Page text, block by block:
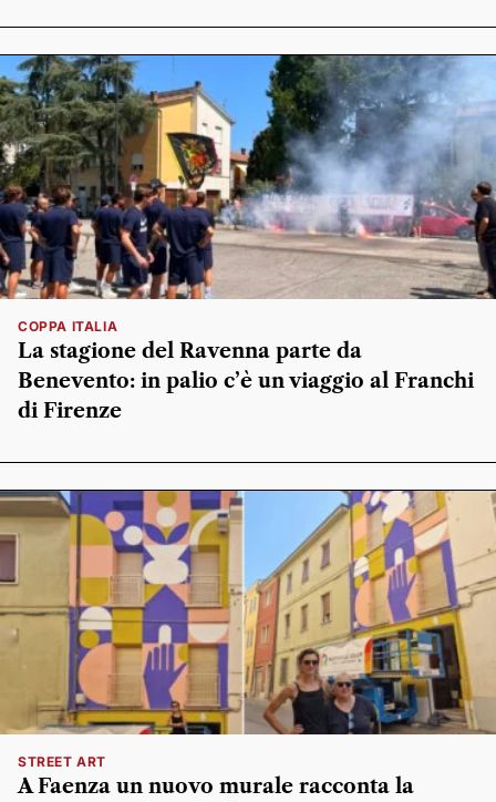
COPPA ITALIA
La stagione del Ravenna parte da
Benevento: in palio c’è un viaggio al Franchi
di Firenze
STREET ART
A Faenza un nuovo murale racconta la